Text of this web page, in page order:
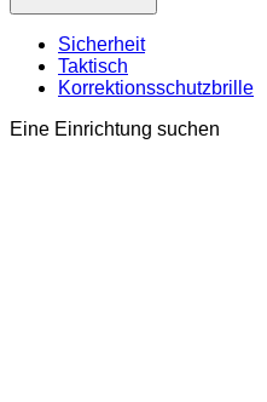
Sicherheit
Taktisch
Korrektionsschutzbrille
Eine Einrichtung suchen